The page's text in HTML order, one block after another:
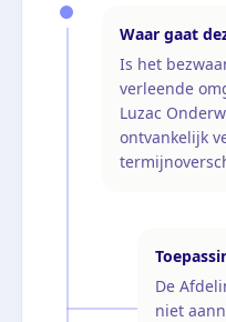
Waar gaat
Is het
verleende
Luzac
ontvankelijk
De
niet